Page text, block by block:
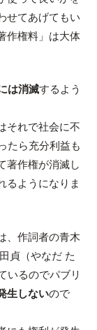
せてあげてもい
作権料」は大体
は消滅するよう
それで社会に不
たら充分利益も
著作権が消滅し
るようになりま
、作詞者の青木
貞（やなだ た
いるのでパブリ
生しないので